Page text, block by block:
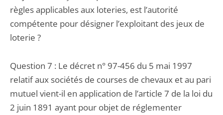
règles applicables aux loteries, est l’autorité
compétente pour désigner l’exploitant des jeux de
loterie ?
Question 7 : Le décret n° 97-456 du 5 mai 1997
relatif aux sociétés de courses de chevaux et au pari
mutuel vient-il en application de l’article 7 de la loi du
2 juin 1891 ayant pour objet de réglementer